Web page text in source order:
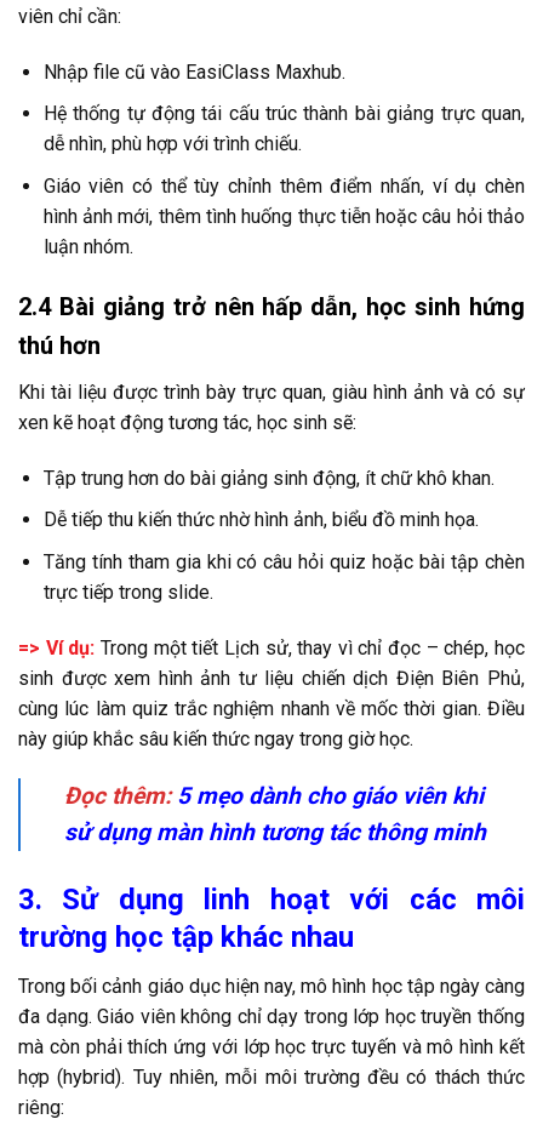
viên chỉ cần:
Nhập file cũ vào EasiClass Maxhub.
Hệ thống tự động tái cấu trúc thành bài giảng trực quan,
dễ nhìn, phù hợp với trình chiếu.
Giáo viên có thể tùy chỉnh thêm điểm nhấn, ví dụ chèn
hình ảnh mới, thêm tình huống thực tiễn hoặc câu hỏi thảo
luận nhóm.
2.4 Bài giảng trở nên hấp dẫn, học sinh hứng
thú hơn
Khi tài liệu được trình bày trực quan, giàu hình ảnh và có sự
xen kẽ hoạt động tương tác, học sinh sẽ:
Tập trung hơn do bài giảng sinh động, ít chữ khô khan.
Dễ tiếp thu kiến thức nhờ hình ảnh, biểu đồ minh họa.
Tăng tính tham gia khi có câu hỏi quiz hoặc bài tập chèn
trực tiếp trong slide.
=> Ví dụ: Trong một tiết Lịch sử, thay vì chỉ đọc – chép, học
sinh được xem hình ảnh tư liệu chiến dịch Điện Biên Phủ,
cùng lúc làm quiz trắc nghiệm nhanh về mốc thời gian. Điều
này giúp khắc sâu kiến thức ngay trong giờ học.
Đọc thêm: 5 mẹo dành cho giáo viên khi
sử dụng màn hình tương tác thông minh
3. Sử dụng linh hoạt với các môi
trường học tập khác nhau
Trong bối cảnh giáo dục hiện nay, mô hình học tập ngày càng
đa dạng. Giáo viên không chỉ dạy trong lớp học truyền thống
mà còn phải thích ứng với lớp học trực tuyến và mô hình kết
hợp (hybrid). Tuy nhiên, mỗi môi trường đều có thách thức
riêng: